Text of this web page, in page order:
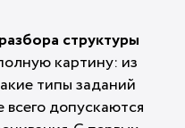
структуры
картину: из
типы заданий
допускаются